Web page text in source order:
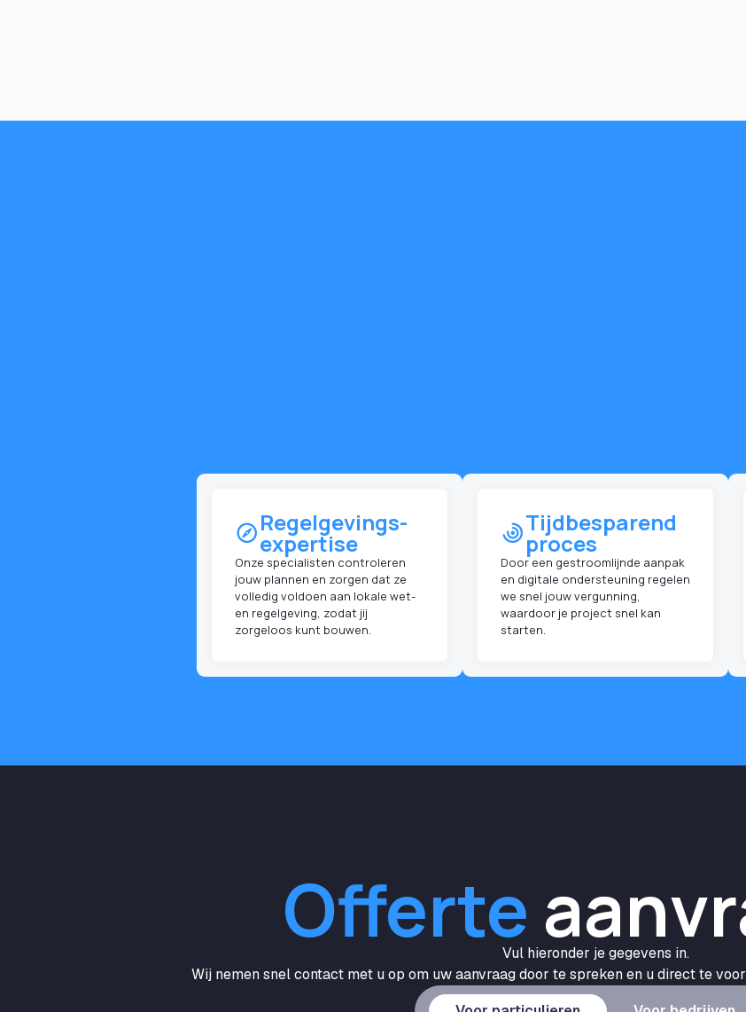
Regelgevings-
expertise
Onze specialisten controleren
jouw plannen en zorgen dat ze
volledig voldoen aan lokale wet-
en regelgeving, zodat jij
zorgeloos kunt bouwen.
Tijdbesparend
proces
Door een gestroomlijnde aanpak
en digitale ondersteuning regelen
we snel jouw vergunning,
waardoor je project snel kan
starten.
OfferteVul hieronder je gegevens in.
Wij nemen snel contact met u op om uw aanvraag door te spreken en u direct te